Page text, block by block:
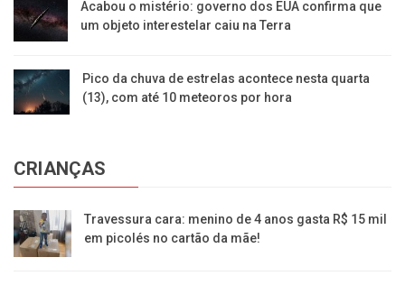
Acabou o mistério: governo dos EUA confirma que
um objeto interestelar caiu na Terra
Pico da chuva de estrelas acontece nesta quarta
(13), com até 10 meteoros por hora
CRIANÇAS
Travessura cara: menino de 4 anos gasta R$ 15 mil
em picolés no cartão da mãe!